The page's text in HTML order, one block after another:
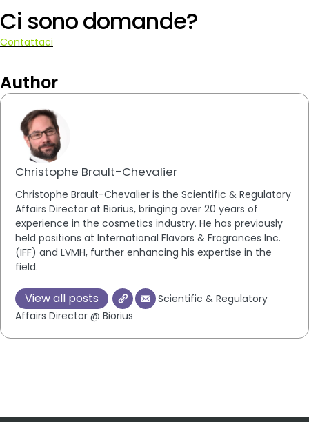
Ci sono domande?
Contattaci
Author
Christophe Brault-Chevalier
Christophe Brault-Chevalier is the Scientific & Regulatory
Affairs Director at Biorius, bringing over 20 years of
experience in the cosmetics industry. He has previously
held positions at International Flavors & Fragrances Inc.
(IFF) and LVMH, further enhancing his expertise in the
field.
View all posts
Scientific & Regulatory
Affairs Director @ Biorius